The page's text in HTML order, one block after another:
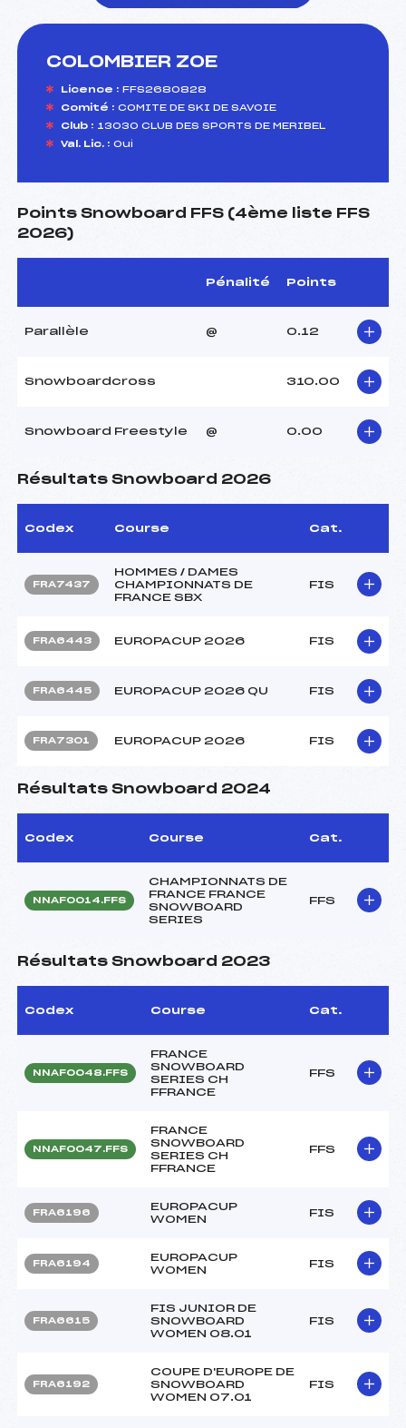
COLOMBIER ZOE
Licence : FFS2680828
Comité : COMITE DE SKI DE SAVOIE
Club : 13030 CLUB DES SPORTS DE MERIBEL
Val. Lic. : Oui
Points Snowboard FFS (4ème liste FFS
2026)
Pénalité Points
Parallèle @ 0.12
Snowboardcross 310.00
Snowboard Freestyle @ 0.00
Résultats Snowboard 2026
Codex Course Cat.
FRA7437
HOMMES / DAMES
CHAMPIONNATS DE
FRANCE SBX
FIS
FRA6443 EUROPACUP 2026 FIS
FRA6445 EUROPACUP 2026 QU FIS
FRA7301 EUROPACUP 2026 FIS
Résultats Snowboard 2024
Codex Course Cat.
NNAF0014.FFS
CHAMPIONNATS DE
FRANCE FRANCE
SNOWBOARD
SERIES
FFS
Résultats Snowboard 2023
Codex Course Cat.
NNAF0048.FFS
FRANCE
SNOWBOARD
SERIES CH
FFRANCE
FFS
NNAF0047.FFS
FRANCE
SNOWBOARD
SERIES CH
FFRANCE
FFS
FRA6196
EUROPACUP
WOMEN
FIS
FRA6194
EUROPACUP
WOMEN
FIS
FRA6615
FIS JUNIOR DE
SNOWBOARD
WOMEN 08.01
FIS
FRA6192
COUPE D'EUROPE DE
SNOWBOARD
WOMEN 07.01
FIS